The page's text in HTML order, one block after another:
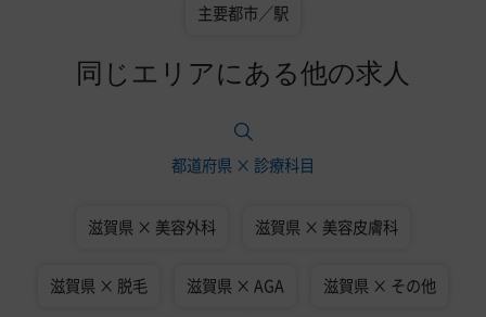
主要都市／駅
同じエリアにある他の求人
都道府県 × 診療科目
滋賀県 × 美容外科 滋賀県 × 美容皮膚科
滋賀県 × 脱毛 滋賀県 × AGA 滋賀県 × その他